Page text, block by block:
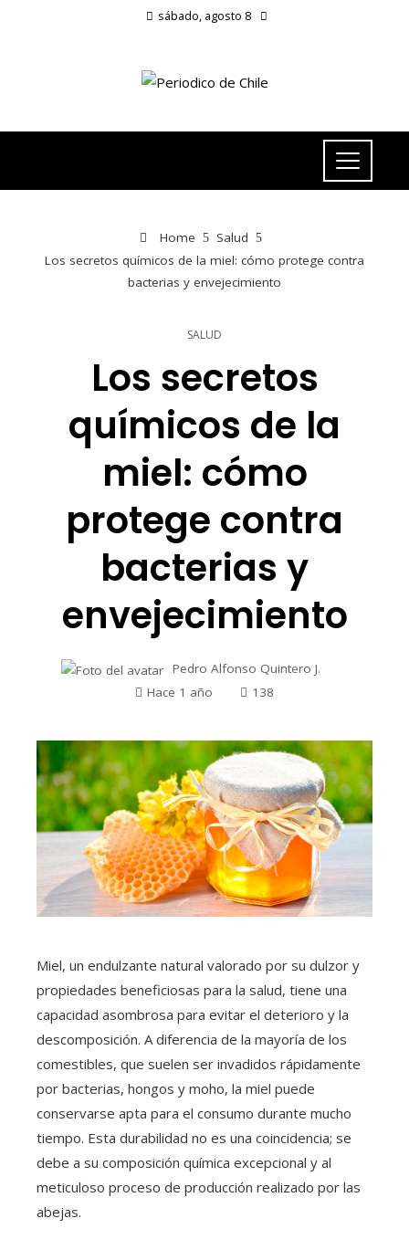
sábado, agosto 8
Home
Salud
Los secretos químicos de la miel: cómo protege contra
bacterias y envejecimiento
SALUD
Los secretos
químicos de la
miel: cómo
protege contra
bacterias y
envejecimiento
Pedro Alfonso Quintero J.
Hace 1 año
138
Miel, un endulzante natural valorado por su dulzor y
propiedades beneficiosas para la salud, tiene una
capacidad asombrosa para evitar el deterioro y la
descomposición. A diferencia de la mayoría de los
comestibles, que suelen ser invadidos rápidamente
por bacterias, hongos y moho, la miel puede
conservarse apta para el consumo durante mucho
tiempo. Esta durabilidad no es una coincidencia; se
debe a su composición química excepcional y al
meticuloso proceso de producción realizado por las
abejas.